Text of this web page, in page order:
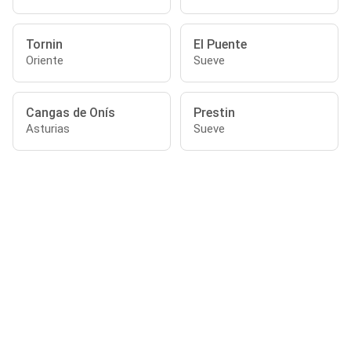
Tornin
Oriente
El Puente
Sueve
Cangas de Onís
Asturias
Prestin
Sueve